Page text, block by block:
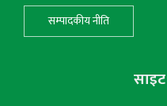
सम्पादकीय नीति